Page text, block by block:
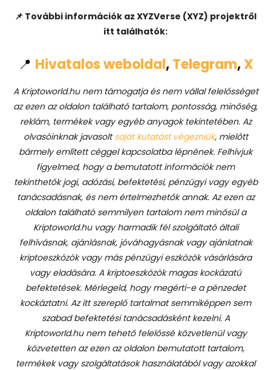
📌 További információk az XYZVerse (XYZ) projektről
itt találhatók:
📍 Hivatalos weboldal,Telegram,X
A Kriptoworld.hu nem támogatja és nem vállal felelősséget
az ezen az oldalon található tartalom, pontosság, minőség,
reklám, termékek vagy egyéb anyagok tekintetében. Az
olvasóinknak javasoltsaját kutatást végezniük, mielőtt
bármely említett céggel kapcsolatba lépnének. Felhívjuk
figyelmed, hogy a bemutatott információk nem
tekinthetők jogi, adózási, befektetési, pénzügyi vagy egyéb
tanácsadásnak, és nem értelmezhetők annak. Az ezen az
oldalon található semmilyen tartalom nem minősül a
Kriptoworld.hu vagy harmadik fél szolgáltató általi
felhívásnak, ajánlásnak, jóváhagyásnak vagy ajánlatnak
kriptoeszközök vagy más pénzügyi eszközök vásárlására
vagy eladására. A kriptoeszközök magas kockázatú
befektetések. Mérlegeld, hogy megérti-e a pénzedet
kockáztatni. Az itt szereplő tartalmat semmiképpen sem
szabad befektetési tanácsadásként kezelni. A
Kriptoworld.hu nem tehető felelőssé közvetlenül vagy
közvetetten az ezen az oldalon bemutatott tartalom,
termékek vagy szolgáltatások használatából vagy azokkal